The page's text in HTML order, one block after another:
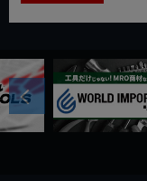
Previous